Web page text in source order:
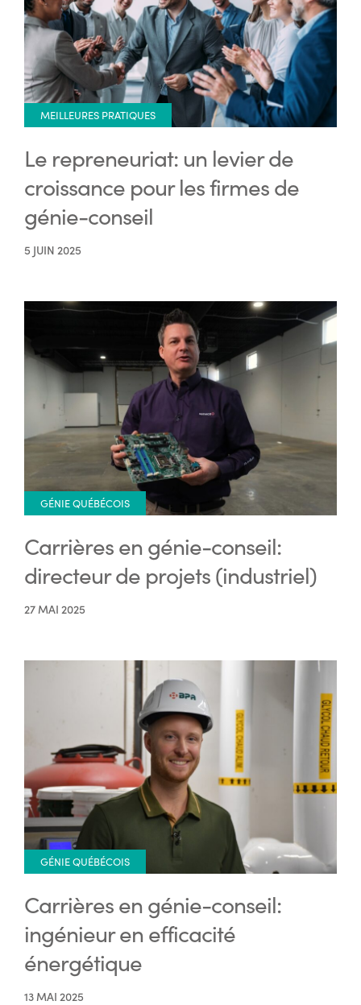
MEILLEURES PRATIQUES
Le repreneuriat: un levier de
croissance pour les firmes de
génie-conseil
5 JUIN 2025
GÉNIE QUÉBÉCOIS
Carrières en génie-conseil:
directeur de projets (industriel)
27 MAI 2025
GÉNIE QUÉBÉCOIS
Carrières en génie-conseil:
ingénieur en efficacité
énergétique
13 MAI 2025